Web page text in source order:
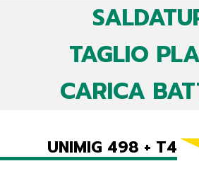
TAGLIO
CARICA
UNIMIG 498 + T4